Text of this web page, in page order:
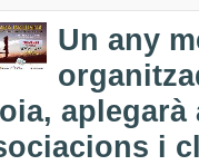
Un any
aplegarà
i